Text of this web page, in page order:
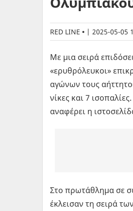
RED LINE | 2025-05-05
Με μια σειρά
«ερυθρόλευκοι»
αγώνων τους
νίκες και 7
αναφέρει η
Στο πρωτάθλημα σε
έκλεισαν τη σειρά